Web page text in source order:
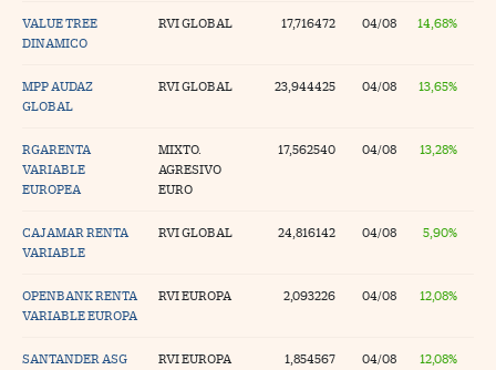
VALUE TREE
DINAMICO
RVI GLOBAL 17,716472 04/08 14,68%
MPP AUDAZ
GLOBAL
RVI GLOBAL 23,944425 04/08 13,65%
RGARENTA
VARIABLE
EUROPEA
MIXTO.
AGRESIVO
EURO
17,562540 04/08 13,28%
CAJAMAR RENTA
VARIABLE
RVI GLOBAL 24,816142 04/08 5,90%
OPENBANK RENTA
VARIABLE EUROPA
RVI EUROPA 2,093226 04/08 12,08%
SANTANDER ASG
RVI EUROPA 1,854567 04/08 12,08%